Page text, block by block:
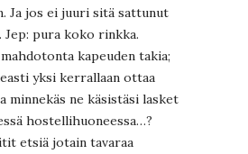
Ja jos ei juuri sitä sattunut
Jep: pura koko rinkka.
kapeuden takia;
yksi kerrallaan ottaa
minnekäs ne käsistäsi lasket
hostellihuoneessa…?
etsiä jotain tavaraa